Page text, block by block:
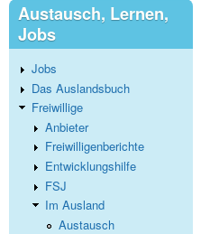
Austausch, Lernen,
Jobs
Jobs
Das Auslandsbuch
Freiwillige
Anbieter
Freiwilligenberichte
Entwicklungshilfe
FSJ
Im Ausland
Austausch